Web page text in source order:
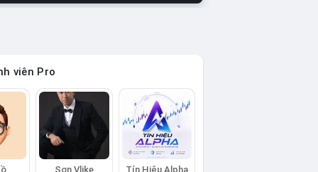
viên Pro
Sơn Vlike Tín Hiệu Alpha